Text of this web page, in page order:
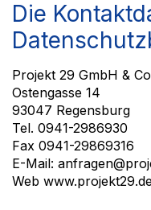
Die
Projekt 29 GmbH &
Ostengasse 14
93047 Regensburg
Tel. 0941-2986930
Fax 0941-29869316
E-Mail:
Web